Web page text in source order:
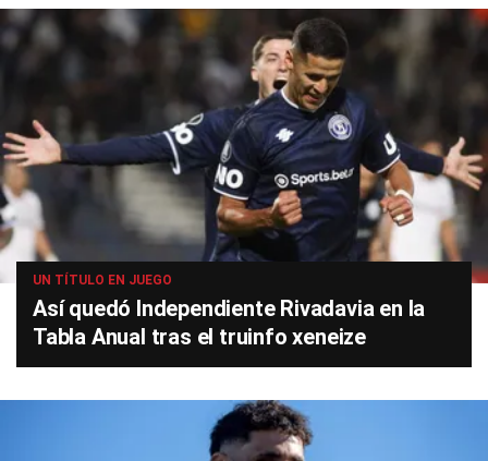
UN TÍTULO EN JUEGO
Así quedó Independiente Rivadavia en la
Tabla Anual tras el truinfo xeneize